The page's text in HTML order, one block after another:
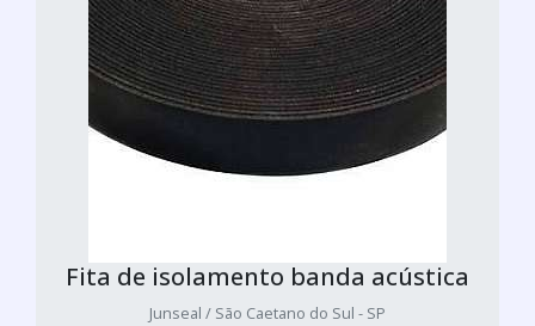
Fita de isolamento banda acústica
Junseal / São Caetano do Sul - SP